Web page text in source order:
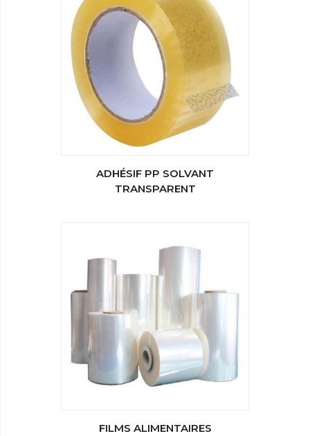
ADHÉSIF PP SOLVANT
TRANSPARENT
FILMS ALIMENTAIRES